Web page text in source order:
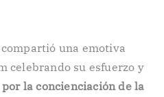
una emotiva
celebrando su esfuerzo y
la concienciación de la